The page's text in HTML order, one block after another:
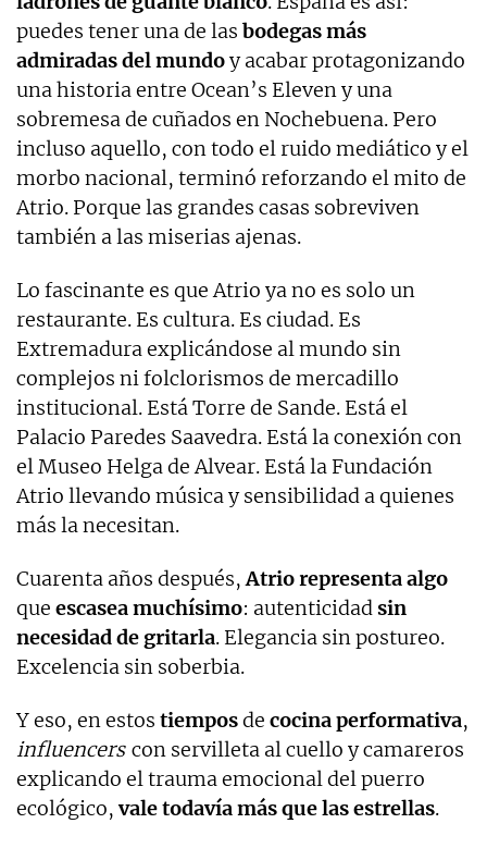
puedes tener una de las bodegas más
admiradas del mundoy acabar protagonizando
una historia entre Ocean’s Eleven y una
sobremesa de cuñados en Nochebuena. Pero
incluso aquello, con todo el ruido mediático y el
morbo nacional, terminó reforzando el mito de
Atrio. Porque las grandes casas sobreviven
también a las miserias ajenas.
Lo fascinante es que Atrio ya no es solo un
restaurante. Es cultura. Es ciudad. Es
Extremadura explicándose al mundo sin
complejos ni folclorismos de mercadillo
institucional. Está Torre de Sande. Está el
Palacio Paredes Saavedra. Está la conexión con
el Museo Helga de Alvear. Está la Fundación
Atrio llevando música y sensibilidad a quienes
más la necesitan.
Cuarenta años después,Atrio representa algo
que escasea muchísimo: autenticidadsin
necesidad de gritarla. Elegancia sin postureo.
Excelencia sin soberbia.
Y eso, en estos tiemposde cocina performativa,
influencers con servilleta al cuello y camareros
explicando el trauma emocional del puerro
ecológico,vale todavía más que las estrellas.